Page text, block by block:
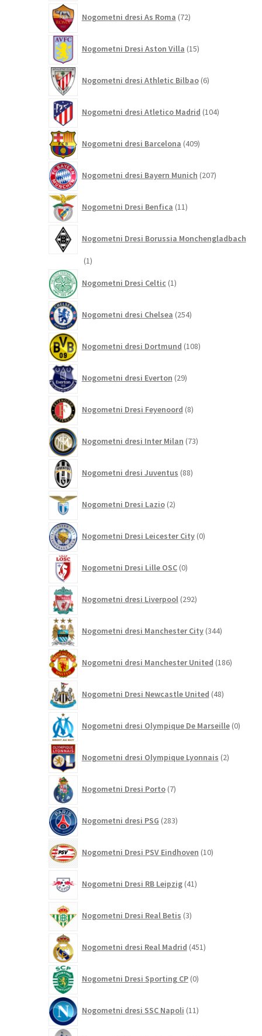
Nogometni dresi As Roma 72izdelkov
Nogometni Dresi Aston Villa 15izdelkov
Nogometni dresi Athletic Bilbao 6izdelkov
Nogometni dresi Atletico Madrid 104izdelki
Nogometni dresi Barcelona 409izdelkov
Nogometni dresi Bayern Munich 207izdelkov
Nogometni Dresi Benfica 11izdelkov
Nogometni Dresi Borussia Monchengladbach
11
Nogometni Dresi Celtic 1izdelek
Nogometni dresi Chelsea 254izdelkov
Nogometni dresi Dortmund 108izdelkov
Nogometni dresi Everton 29izdelkov
Nogometni Dresi Feyenoord 8izdelkov
Nogometni dresi Inter Milan 73izdelkov
Nogometni dresi Juventus 88izdelkov
Nogometni Dresi Lazio 2izdelka
Nogometni Dresi Leicester City 0izdelkov
Nogometni Dresi Lille OSC 0izdelkov
Nogometni dresi Liverpool 292izdelkov
Nogometni dresi Manchester City 344izdelkov
Nogometni dresi Manchester United 186izdelkov
Nogometni Dresi Newcastle United 48izdelkov
Nogometni dresi Olympique De Marseille 0
Nogometni dresi Olympique Lyonnais 2izdelka
Nogometni Dresi Porto 7izdelkov
Nogometni dresi PSG 283izdelkov
Nogometni Dresi PSV Eindhoven 10izdelkov
Nogometni Dresi RB Leipzig 41izdelkov
Nogometni Dresi Real Betis 3izdelki
Nogometni dresi Real Madrid 451izdelkov
Nogometni Dresi Sporting CP 0izdelkov
Nogometni dresi SSC Napoli 11izdelkov